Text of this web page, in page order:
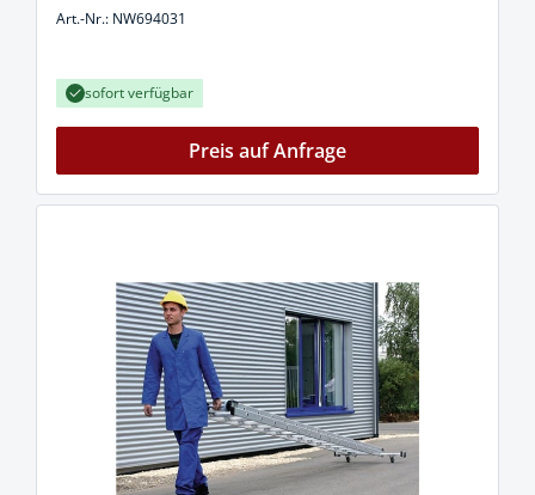
Art.-Nr.: NW694031
sofort verfügbar
Preis auf Anfrage